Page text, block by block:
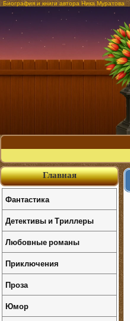
Биография и книги автора Ника Муратова
Главная
Фантастика
Детективы и Триллеры
Любовные романы
Приключения
Проза
Юмор